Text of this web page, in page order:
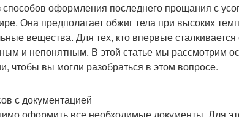
способов оформления последнего прощания с
Она предполагает обжиг тела при высоких
вещества. Для тех, кто впервые
и непонятным. В этой статье мы рассмотрим
чтобы вы могли разобраться в этом вопросе.
с документацией